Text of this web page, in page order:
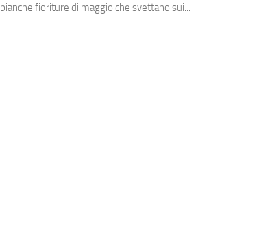
bianche fioriture di maggio che svettano sui...